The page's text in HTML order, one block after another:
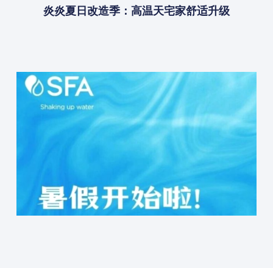
炎炎夏日改造季：高温天宅家舒适升级